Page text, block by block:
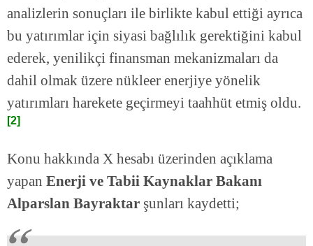
analizlerin sonuçları ile birlikte kabul ettiği ayrıca
bu yatırımlar için siyasi bağlılık gerektiğini kabul
ederek, yenilikçi finansman mekanizmaları da
dahil olmak üzere nükleer enerjiye yönelik
yatırımları harekete geçirmeyi taahhüt etmiş oldu.
[2]
Konu hakkında X hesabı üzerinden açıklama
yapan Enerji ve Tabii Kaynaklar Bakanı
Alparslan Bayraktar şunları kaydetti;